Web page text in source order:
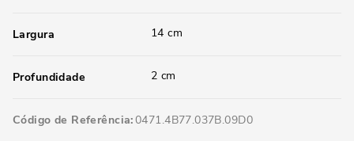
Largura 14 cm
Profundidade 2 cm
Código de Referência 0471.4B77.037B.09D0